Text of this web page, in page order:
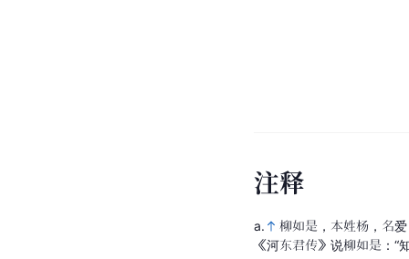
注释
a.
柳如是，本姓杨，名
《河东君传》说柳如是：“